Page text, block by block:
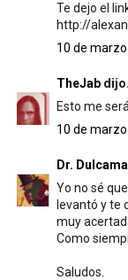
Te dejo el
http://
10 de marzo
TheJab
Esto me
10 de marzo
Dr.
Yo no sé
levantó y te
muy
Como
Saludos.